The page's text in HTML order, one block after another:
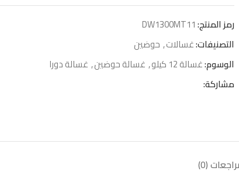
رمز المنتج:DW1300MT11
التصنيفات:غسالات, حوضين
الوسوم:غسالة 12 كيلو , غسالة حوضين, غسالة دورا
مشاركة:
(0)